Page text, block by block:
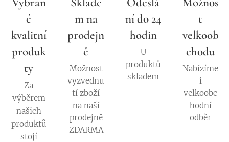
é
kvalitní
produk
ty
Za
výběrem
našich
produktů
stojí
m na
prodejn
ě
Možnost
vyzvednu
tí zboží
na naší
prodejně
ZDARMA
ní do 24
hodin
U
produktů
skladem
t
velkoob
chodu
Nabízíme
i
velkoobc
hodní
odběr